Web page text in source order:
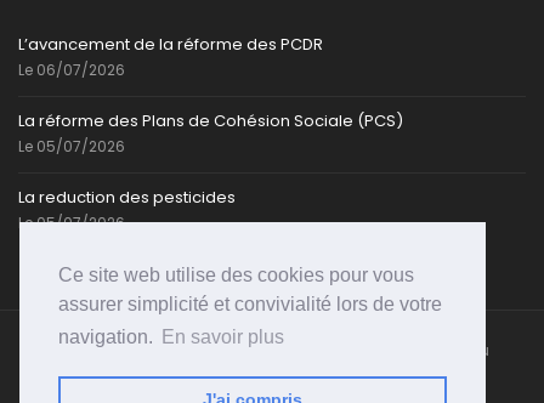
Ce site web utilise des cookies pour vous
assurer simplicité et convivialité lors de votre
navigation.
En savoir plus
L’avancement de la réforme des PCDR
Le 06/07/2026
La réforme des Plans de Cohésion Sociale (PCS)
Le 05/07/2026
La reduction des pesticides
Le 05/07/2026
Caroline-Cassart.be @ Toute reproduction partielle ou
totale est strictement interdite | Propulsé parPSI-